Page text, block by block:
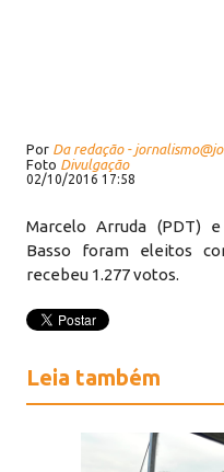
Por Da redação -
Foto Divulgação
02/10/2016 17:58
Marcelo Arruda (PDT)
Basso foram eleitos
recebeu 1.277 votos.
Leia também